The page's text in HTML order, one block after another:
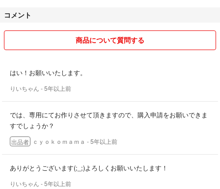
コメント
商品について質問する
はい！お願いいたします。
りいちゃん - 5年以上前
では、専用にてお作りさせて頂きますので、購入申請をお願いできま
すでしょうか？
出品者 ｃｙｏｋｏｍａｍａ - 5年以上前
ありがとうございます(;_;)よろしくお願いいたします！
りいちゃん - 5年以上前